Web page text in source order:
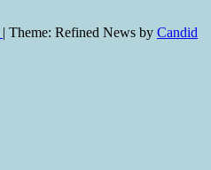
| Theme: Refined News by Candid